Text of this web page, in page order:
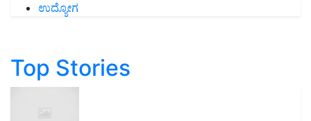
ಉದ್ಯೋಗ
Top Stories